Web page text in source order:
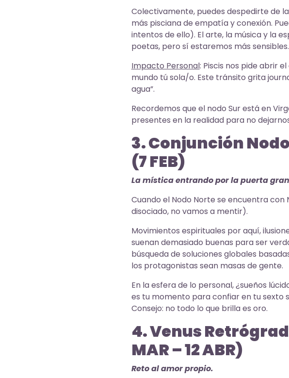
Colectivamente, puedes despedirte de
más pisciana de empatía y conexión.
intentos de ello). El arte, la música y la
poetas, pero sí estaremos más sensibles.
Impacto Personal: Piscis nos pide abrir
mundo tú sola/o. Este tránsito grita
agua”.
Recordemos que el nodo Sur está en
presentes en la realidad para no
3. Conjunción
(7 FEB)
La mística entrando por la puerta
Cuando el Nodo Norte se encuentra
disociado, no vamos a mentir).
Movimientos espirituales por aquí,
suenan demasiado buenas para ser
búsqueda de soluciones globales
los protagonistas sean masas de gente.
En la esfera de lo personal, ¿sueños
es tu momento para confiar en tu sexto
Consejo: no todo lo que brilla es oro.
4. Venus
MAR – 12 ABR)
Reto al amor propio.